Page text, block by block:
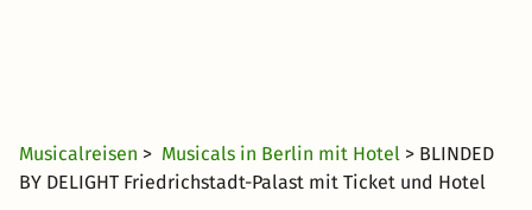
Musicalreisen > Musicals in Berlin mit Hotel > BLINDED
BY DELIGHT Friedrichstadt-Palast mit Ticket und Hotel